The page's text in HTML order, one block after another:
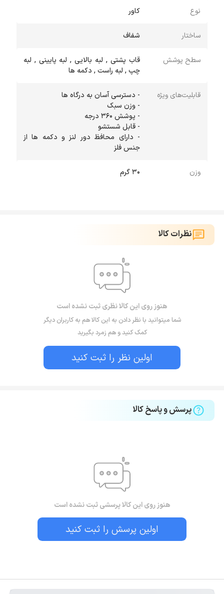
نوع کاور
ساختار شفاف
سطح پوشش
قاب پشتی , لبه بالایی , لبه پایینی , لبه
چپ , لبه راست , دکمه ها
قابلیت‌های ویژه
- دسترسی آسان به درگاه ها
- وزن سبک
- قابل شستشو
- دارای محافظ دور لنز و دکمه ها از
جنس فلز
وزن 30 گرم
نظرات کالا
هنوز روی این کالا نظری ثبت نشده است
شما میتوانید با نظر دادن به این کالا هم به کاربران دیگر
کمک کنید و هم زمرد بگیرید
اولین نظر را ثبت کنید
پرسش و پاسخ کالا
هنوز روی این کالا پرسشی ثبت نشده است
اولین پرسش را ثبت کنید